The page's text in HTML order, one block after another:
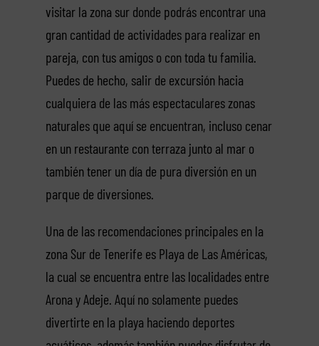
visitar la zona sur donde podrás encontrar una
gran cantidad de actividades para realizar en
pareja, con tus amigos o con toda tu familia.
Puedes de hecho, salir de excursión hacia
cualquiera de las más espectaculares zonas
naturales que aquí se encuentran, incluso cenar
en un restaurante con terraza junto al mar o
también tener un día de pura diversión en un
parque de diversiones.
Una de las recomendaciones principales en la
zona Sur de Tenerife es Playa de Las Américas,
la cual se encuentra entre las localidades entre
Arona y Adeje. Aquí no solamente puedes
divertirte en la playa haciendo deportes